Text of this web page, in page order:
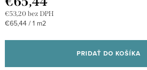
€53,20 bez DPH
Jednotková
€65,44 / 1 m2
PRIDAŤ DO KOŠÍKA